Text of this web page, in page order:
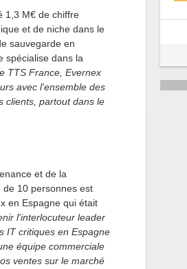
1,3 M€ de chiffre
et de niche dans le
sauvegarde en
spécialise dans la
TTS France, Evernex
avec l'ensemble des
clients, partout dans le
et de la
10 personnes est
en Espagne qui était
l'interlocuteur leader
IT critiques en Espagne
équipe commerciale
ventes sur le marché
5
Une IA de confiance pour une IA
plus sûre ?